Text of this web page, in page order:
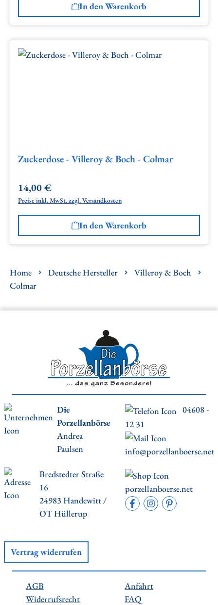
In den Warenkorb
Zuckerdose - Villeroy & Boch - Colmar
Regulärer Preis:
14,00 €
Preise inkl. MwSt. zzgl. Versandkosten
In den Warenkorb
Home Deutsche Hersteller
Villeroy & Boch
Colmar
Die
Porzellanbörse
Andrea
Paulsen
04608 -
12 31
info@porzellanboerse.net
Bredstedter Straße
16
24983 Handewitt /
OT Hüllerup
porzellanboerse.net
Vertrag widerrufen
AGB
Widerrufsrecht
Anfahrt
FAQ